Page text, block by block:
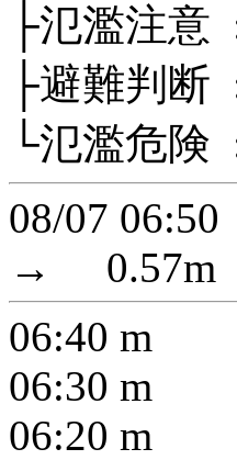
├氾濫注意
├避難判断
└氾濫危険
08/07 06:50
→
0.57m
06:40 m
06:30 m
06:20 m